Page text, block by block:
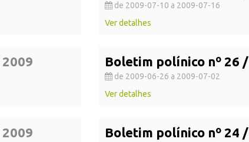
de 2009-07-10 a 2009-07-16
Ver detalhes
2009 Boletim polínico nº 26 /
de 2009-06-26 a 2009-07-02
Ver detalhes
2009 Boletim polínico nº 24 /